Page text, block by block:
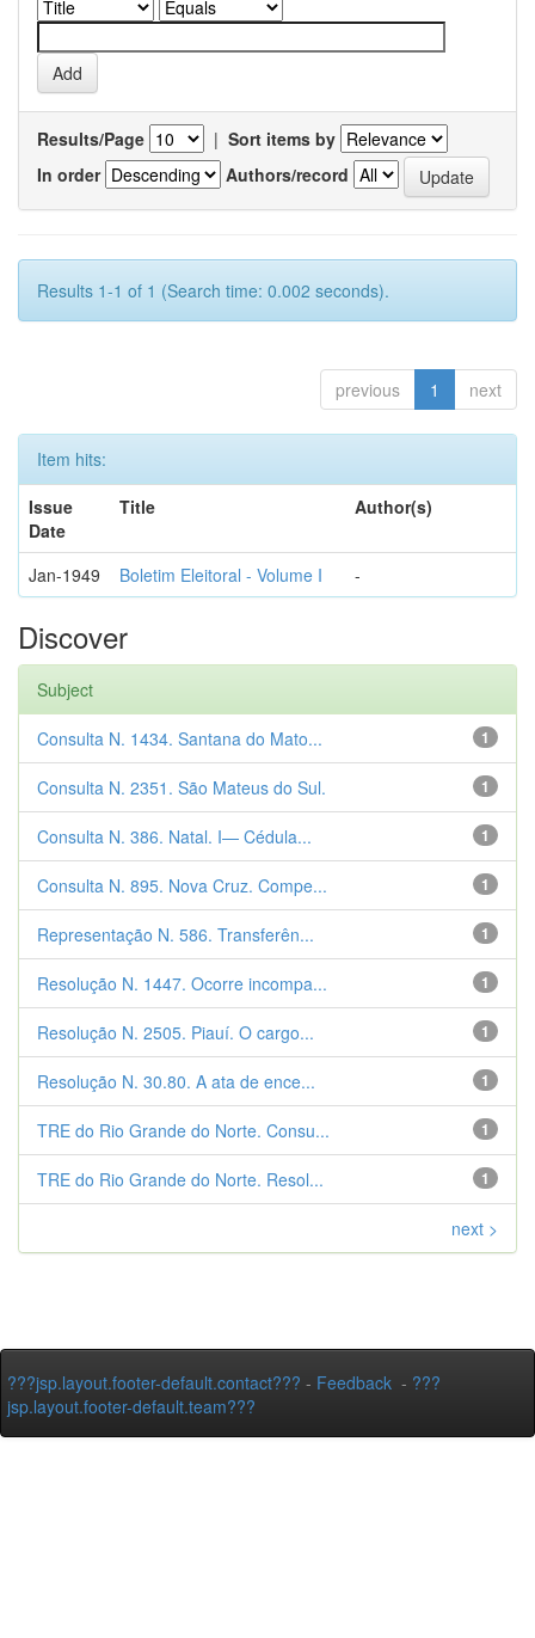
Results/Page | Sort items by
In order
Authors/record
Results 1-1 of 1 (Search time: 0.002 seconds).
previous 1 next
Item hits:
Issue
Date
Title Author(s)
Jan-1949 Boletim Eleitoral - Volume I -
Discover
Subject
1
Consulta N. 1434. Santana do Mato...
1
Consulta N. 2351. São Mateus do Sul.
1
Consulta N. 386. Natal. I— Cédula...
1
Consulta N. 895. Nova Cruz. Compe...
1
Representação N. 586. Transferên...
1
Resolução N. 1447. Ocorre incompa...
1
Resolução N. 2505. Piauí. O cargo...
1
Resolução N. 30.80. A ata de ence...
1
TRE do Rio Grande do Norte. Consu...
1
TRE do Rio Grande do Norte. Resol...
next >
???jsp.layout.footer-default.contact??? - Feedback - ???
jsp.layout.footer-default.team???